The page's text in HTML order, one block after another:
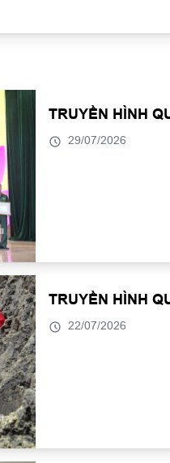
TRUYỀN HÌNH
29/07/2026
TRUYỀN HÌNH
22/07/2026